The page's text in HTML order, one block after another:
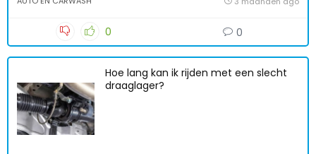
0 0
Hoe lang kan ik rijden met een slecht
draaglager?